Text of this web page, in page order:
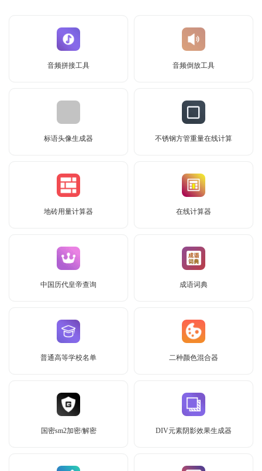
音频拼接工具 音频倒放工具
标语头像生成器 不锈钢方管重量在线计算
地砖用量计算器 在线计算器
中国历代皇帝查询 成语词典
普通高等学校名单 二种颜色混合器
国密sm2加密/解密 DIV元素阴影效果生成器